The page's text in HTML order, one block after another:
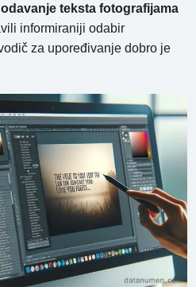
teksta fotografijama
informiraniji odabir
za upoređivanje dobro je